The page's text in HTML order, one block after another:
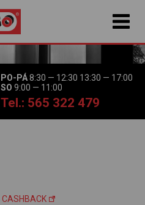
PO-PÁ8:30 — 12:30 13:30 — 17:00
SO 9:00 — 11:00
Tel.: 565 322 479
CASHBACK